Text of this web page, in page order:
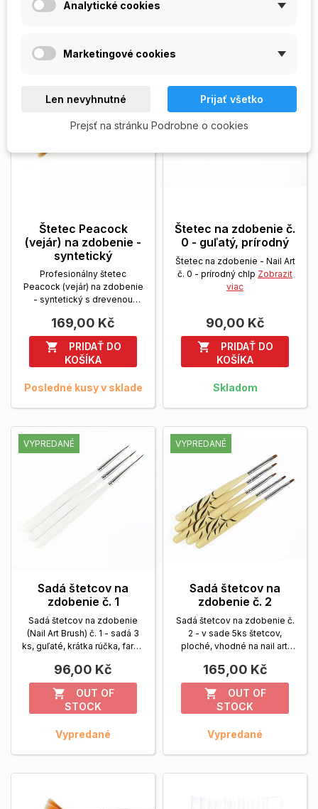
Štetec Peacock
(vejár) na zdobenie -
syntetický
Profesionálny štetec
Peacock (vejár) na zdobenie
- syntetický s drevenou
169,00 Kč

PRIDAŤ DO
KOŠÍKA
Posledné kusy v sklade
Štetec na zdobenie č.
0 - guľatý, prírodný
Štetec na zdobenie - Nail Art
č. 0 - prírodný chlp Zobrazit
viac
90,00 Kč

PRIDAŤ DO
KOŠÍKA
Skladom
VYPREDANÉ
Sadá štetcov na
zdobenie č. 1
Sadá štetcov na zdobenie
(Nail Art Brush) č. 1 - sadá 3
ks, guľaté, krátka rúčka, farba
96,00 Kč

OUT OF
STOCK
Vypredané
VYPREDANÉ
Sadá štetcov na
zdobenie č. 2
Sadá štetcov na zdobenie č.
2 - v sade 5ks štetcov,
ploché, vhodné na nail art,
165,00 Kč

OUT OF
STOCK
Vypredané
Analytické cookies
Marketingové cookies
Len nevyhnutné Prijať všetko
Prejsť na stránku Podrobne o cookies